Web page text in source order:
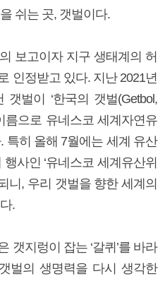
쉬는 곳, 갯벌이다.
보고이자 지구 생태계의 허
인정받고 있다. 지난 2021년
갯벌이 ‘한국의 갯벌(Getbol,
름으로 유네스코 세계자연유
특히 올해 7월에는 세계 유산
사인 ‘유네스코 세계유산위
니, 우리 갯벌을 향한 세계의
.
갯지렁이 잡는 ‘갈퀴’를 바라
벌의 생명력을 다시 생각한